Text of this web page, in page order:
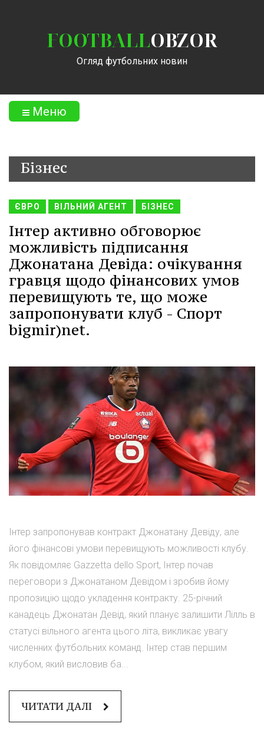
FOOTBALLOBZOR
Огляд футбольних новин
Меню
Бізнес
ЄВРО ВІЛЬНИЙ АГЕНТ БІЗНЕС
Інтер активно обговорює
можливість підписання
Джонатана Девіда: очікування
гравця щодо фінансових умов
перевищують те, що може
запропонувати клуб - Спорт
bigmir)net.
Інтер запропонував контракт Джонатану Девіду, але
його фінансові умови перевищують можливості клубу.
Як повідомляє Gazzetta dello Sport, Інтер почав
переговори з Джонатаном Девідом і зробив йому
пропозицію щодо укладення контракту. 25-річний
канадець Джонатан Девід, який планує залишити Лілль в
статусі вільного агента цього літа, викликає увагу
численних футбольних команд. Інтер став першим
клубом, який висловив ба...
ЧИТАТИ ДАЛІ